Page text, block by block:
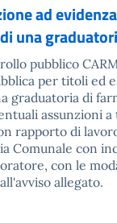
ad
una
pubblico
per titoli ed
graduatoria di
assunzioni a
rapporto di
Comunale con
con le
allegato.